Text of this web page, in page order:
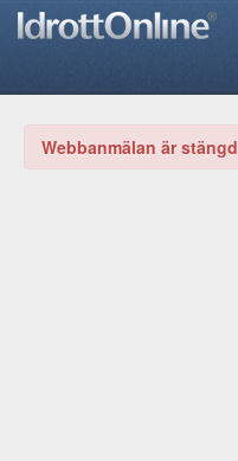
Webbanmälan är stängd